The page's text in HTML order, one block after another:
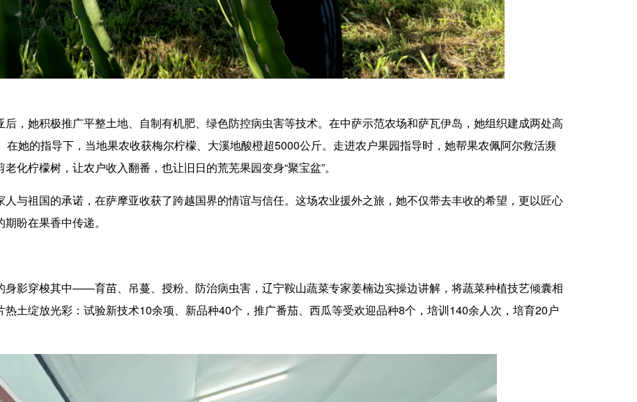
她积极推广平整土地、自制有机肥、绿色防控病虫害等技术。在中萨示范农场和萨瓦伊岛，她组织建成两处高
她的指导下，当地果农收获梅尔柠檬、大溪地酸橙超5000公斤。走进农户果园指导时，她帮果农佩阿尔救活濒
化柠檬树，让农户收入翻番，也让旧日的荒芜果园变身“聚宝盆”。
祖国的承诺，在萨摩亚收获了跨越国界的情谊与信任。这场农业援外之旅，她不仅带去丰收的希望，更以匠心
盼在果香中传递。
影穿梭其中——育苗、吊蔓、授粉、防治病虫害，辽宁鞍山蔬菜专家姜楠边实操边讲解，将蔬菜种植技艺倾囊相
土绽放光彩：试验新技术10余项、新品种40个，推广番茄、西瓜等受欢迎品种8个，培训140余人次，培育20户